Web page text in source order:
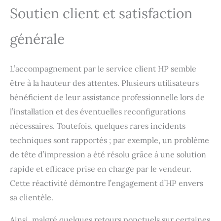
Soutien client et satisfaction
générale
L’accompagnement par le service client HP semble
être à la hauteur des attentes. Plusieurs utilisateurs
bénéficient de leur assistance professionnelle lors de
l’installation et des éventuelles reconfigurations
nécessaires. Toutefois, quelques rares incidents
techniques sont rapportés ; par exemple, un problème
de tête d’impression a été résolu grâce à une solution
rapide et efficace prise en charge par le vendeur.
Cette réactivité démontre l’engagement d’HP envers
sa clientèle.